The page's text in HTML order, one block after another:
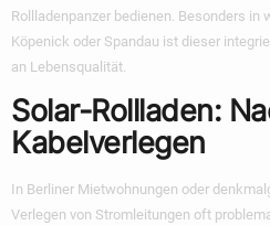
Rollladenpanzer bedienen. Besonders in
Köpenick oder Spandau ist dieser
an Lebensqualität.
Solar-Rollladen:
Kabelverlegen
In Berliner Mietwohnungen oder
Verlegen von Stromleitungen oft